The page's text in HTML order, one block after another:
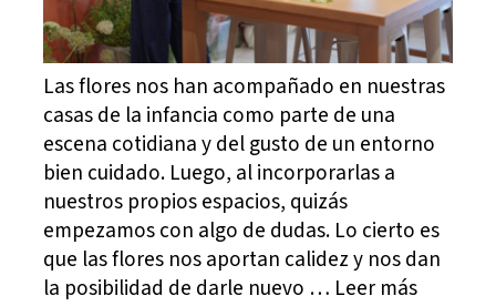
Las flores nos han acompañado en nuestras
casas de la infancia como parte de una
escena cotidiana y del gusto de un entorno
bien cuidado. Luego, al incorporarlas a
nuestros propios espacios, quizás
empezamos con algo de dudas. Lo cierto es
que las flores nos aportan calidez y nos dan
la posibilidad de darle nuevo … Leer más